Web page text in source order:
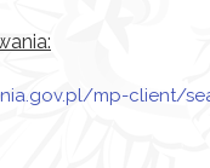
mp-client/